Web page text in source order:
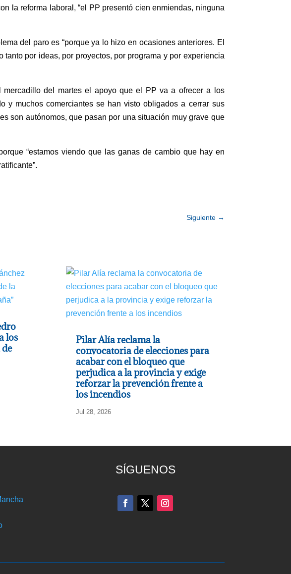
la reforma laboral, “el PP presentó cien enmiendas, ninguna
del paro es “porque ya lo hizo en ocasiones anteriores. El
por ideas, por proyectos, por programa y por experiencia
del martes el apoyo que el PP va a ofrecer a los
y muchos comerciantes se han visto obligados a cerrar sus
son autónomos, que pasan por una situación muy grave que
“estamos viendo que las ganas de cambio que hay en
Siguiente→
los
Pilar Alía reclama la
convocatoria de elecciones para
acabar con el bloqueo que
perjudica a la provincia y exige
reforzar la prevención frente a
los incendios
Jul 28, 2026
SÍGUENOS